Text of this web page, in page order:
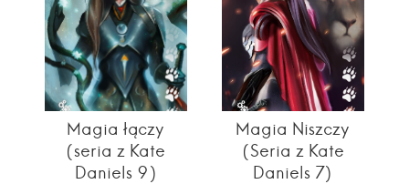
Magia łączy
(seria z Kate
Daniels 9)
Magia Niszczy
(Seria z Kate
Daniels 7)